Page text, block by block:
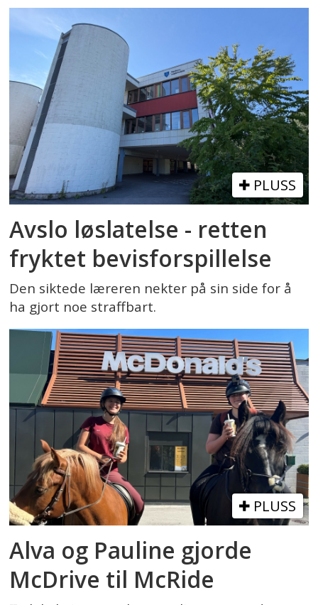
PLUSS
Avslo løslatelse - retten
fryktet bevisforspillelse
Den siktede læreren nekter på sin side for å
ha gjort noe straffbart.
PLUSS
Alva og Pauline gjorde
McDrive til McRide